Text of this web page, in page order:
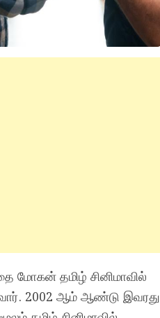
மோகன் தமிழ் சினிமாவில்
2002 ஆம் ஆண்டு இவரது